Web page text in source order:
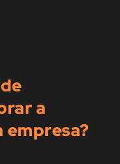
a
empresa?